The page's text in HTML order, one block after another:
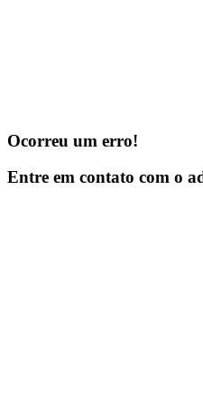
Ocorreu um erro!
Entre em contato com o